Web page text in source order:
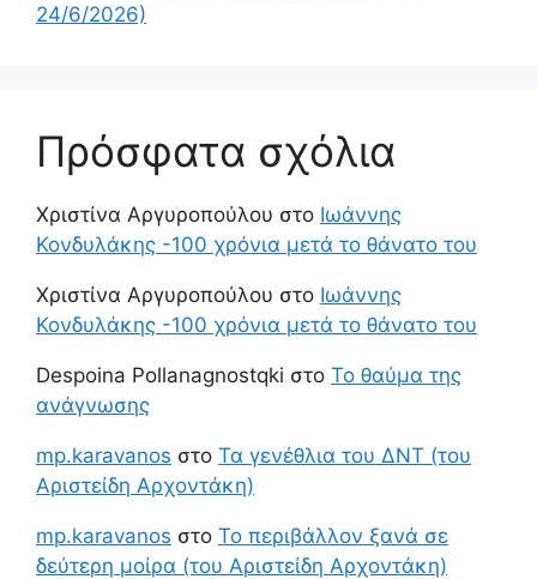
24/6/2026)
Πρόσφατα σχόλια
Χριστίνα Αργυροπούλου στο Ιωάννης
Κονδυλάκης -100 χρόνια μετά το θάνατο του
Χριστίνα Αργυροπούλου στο Ιωάννης
Κονδυλάκης -100 χρόνια μετά το θάνατο του
Despoina Pollanagnostqki στο Το θαύμα της
ανάγνωσης
mp.karavanos στο Τα γενέθλια του ΔΝΤ (του
Αριστείδη Αρχοντάκη)
mp.karavanos στο Το περιβάλλον ξανά σε
δεύτερη μοίρα (του Αριστείδη Αρχοντάκη)